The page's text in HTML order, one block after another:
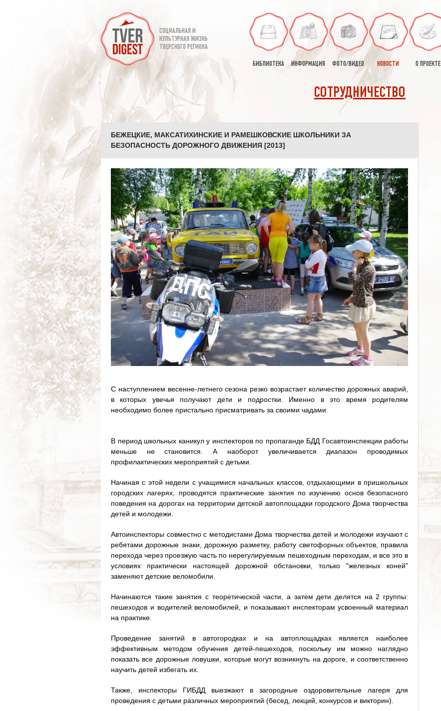
СОЦИАЛЬНАЯ И
КУЛЬТУРНАЯ ЖИЗНЬ
ТВЕРСКОГО РЕГИОНА
БИБЛИОТЕКА ИНФОРМАЦИЯ ФОТО/ВИДЕО НОВОСТИ О ПРОЕКТЕ
СОТРУДНИЧЕСТВО
БЕЖЕЦКИЕ, МАКСАТИХИНСКИЕ И РАМЕШКОВСКИЕ ШКОЛЬНИКИ ЗА
БЕЗОПАСНОСТЬ ДОРОЖНОГО ДВИЖЕНИЯ [2013]
С наступлением весенне-летнего сезона резко возрастает количество дорожных аварий,
в которых увечья получают дети и подростки. Именно в это время родителям
необходимо более пристально присматривать за своими чадами.
В период школьных каникул у инспекторов по пропаганде БДД Госавтоинспекции работы
меньше не становится. А наоборот увеличивается диапазон проводимых
профилактических мероприятий с детьми.
Начиная с этой недели с учащимися начальных классов, отдыхающими в пришкольных
городских лагерях, проводятся практические занятия по изучению основ безопасного
поведения на дорогах на территории детской автоплощадки городского Дома творчества
детей и молодежи.
Автоинспекторы совместно с методистами Дома творчества детей и молодежи изучают с
ребятами дорожные знаки, дорожную разметку, работу светофорных объектов, правила
перехода через проезжую часть по нерегулируемым пешеходным переходам, и все это в
условиях практически настоящей дорожной обстановки, только "железных коней"
заменяют детские веломобили.
Начинаются такие занятия с теоретической части, а затем дети делятся на 2 группы:
пешеходов и водителей веломобилей, и показывают инспекторам усвоенный материал
на практике.
Проведение занятий в автогородках и на автоплощадках является наиболее
эффективным методом обучения детей-пешеходов, поскольку им можно наглядно
показать все дорожные ловушки, которые могут возникнуть на дороге, и соответственно
научить детей избегать их.
Также, инспекторы ГИБДД выезжают в загородные оздоровительные лагеря для
проведения с детьми различных мероприятий (бесед, лекций, конкурсов и викторин).